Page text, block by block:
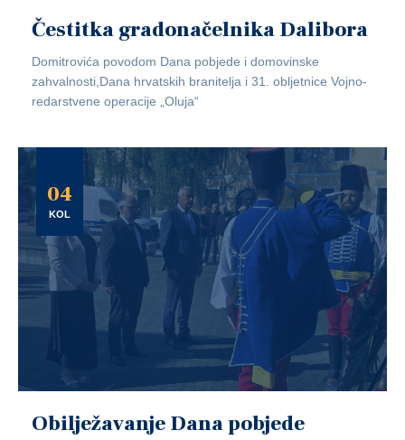
Čestitka gradonačelnika Dalibora
Domitrovića povodom Dana pobjede i domovinske
zahvalnosti,Dana hrvatskih branitelja i 31. obljetnice Vojno-
redarstvene operacije „Oluja“
04
KOL
Obilježavanje Dana pobjede